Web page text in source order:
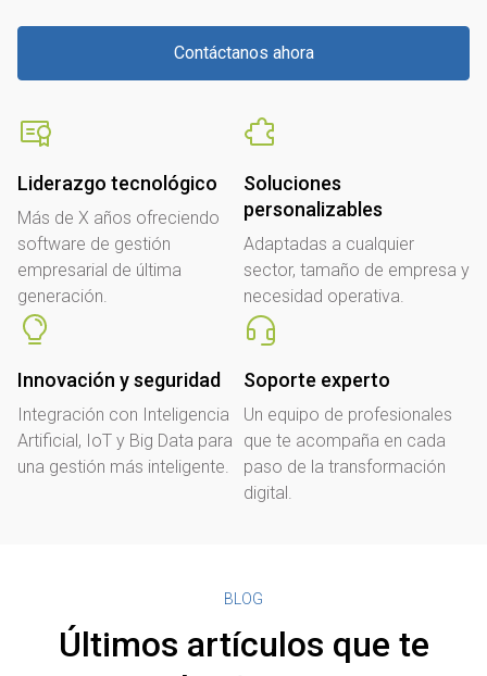
Contáctanos ahora
Liderazgo tecnológico
Más de X años ofreciendo
software de gestión
empresarial de última
generación.
Soluciones
personalizables
Adaptadas a cualquier
sector, tamaño de empresa y
necesidad operativa.
Innovación y seguridad
Integración con Inteligencia
Artificial, IoT y Big Data para
una gestión más inteligente.
Soporte experto
Un equipo de profesionales
que te acompaña en cada
paso de la transformación
digital.
BLOG
Últimos artículos que te